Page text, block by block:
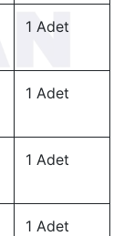
1 Adet
1 Adet
1 Adet
1 Adet